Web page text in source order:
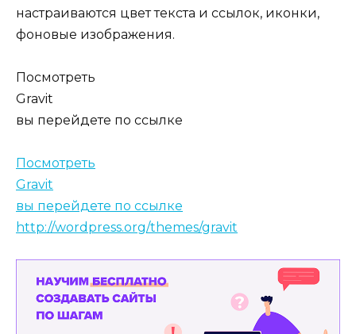
настраиваются цвет текста и ссылок, иконки,
фоновые изображения.
Посмотреть
Gravit
вы перейдете по ссылке
Посмотреть
Gravit
вы перейдете по ссылке
http://wordpress.org/themes/gravit